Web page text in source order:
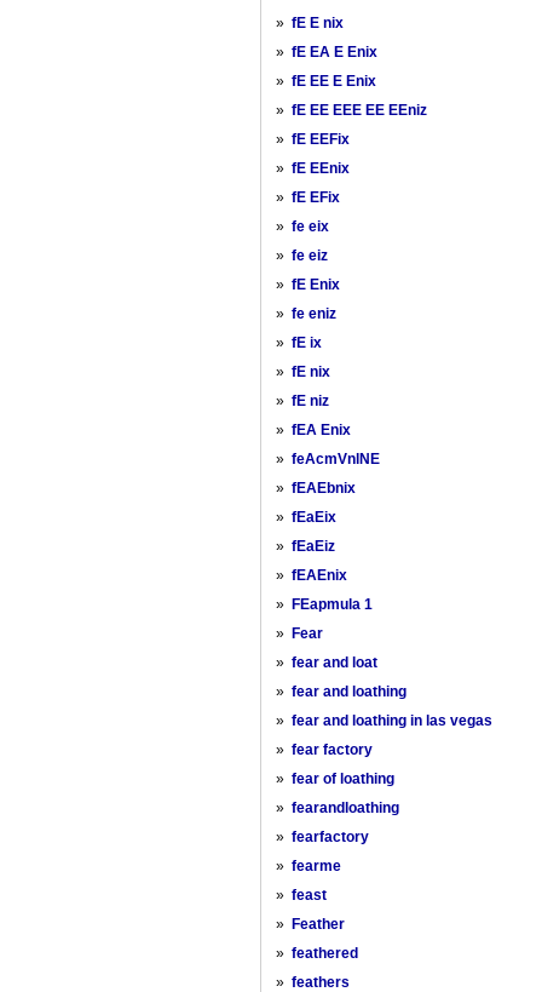
» fE E nix
» fE EA E Enix
» fE EE E Enix
» fE EE EEE EE EEniz
» fE EEFix
» fE EEnix
» fE EFix
» fe eix
» fe eiz
» fE Enix
» fe eniz
» fE ix
» fE nix
» fE niz
» fEA Enix
» feAcmVnlNE
» fEAEbnix
» fEaEix
» fEaEiz
» fEAEnix
» FEapmula 1
» Fear
» fear and loat
» fear and loathing
» fear and loathing in las vegas
» fear factory
» fear of loathing
» fearandloathing
» fearfactory
» fearme
» feast
» Feather
» feathered
» feathers